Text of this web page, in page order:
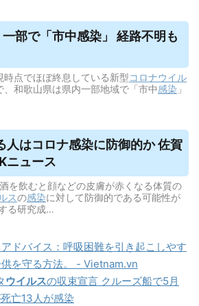
部で「市中感染」 経路不明も
点でほぼ終息している新型コロナウイル
和歌山県は県内一部地域で「市中感染 」
人はコロナ感染に防御的か 佐賀
ニュース
を飲むと顔などの皮膚が赤くなる体質の
スの感染に対して防御的である可能性が
る研究成…
ドバイス：呼吸困難を引き起こしやす
を守る方法。 - Vietnam.vn
ウイルスの収束宣言 クルーズ船で5月
亡13人が感染